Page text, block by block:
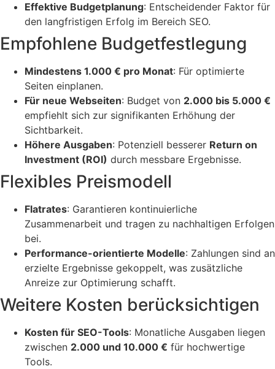
Effektive Budgetplanung: Entscheidender Faktor für
den langfristigen Erfolg im Bereich SEO.
Empfohlene Budgetfestlegung
Mindestens 1.000 € pro Monat: Für optimierte
Seiten einplanen.
Für neue Webseiten: Budget von 2.000 bis 5.000 €
empfiehlt sich zur signifikanten Erhöhung der
Sichtbarkeit.
Höhere Ausgaben: Potenziell besserer Return on
Investment (ROI) durch messbare Ergebnisse.
Flexibles Preismodell
Flatrates: Garantieren kontinuierliche
Zusammenarbeit und tragen zu nachhaltigen Erfolgen
bei.
Performance-orientierte Modelle: Zahlungen sind an
erzielte Ergebnisse gekoppelt, was zusätzliche
Anreize zur Optimierung schafft.
Weitere Kosten berücksichtigen
Kosten für SEO-Tools: Monatliche Ausgaben liegen
zwischen 2.000 und 10.000 € für hochwertige
Tools.